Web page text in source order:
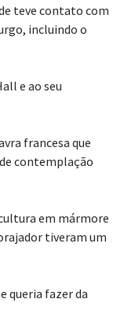
teve contato com
incluindo o
e ao seu
francesa que
contemplação
em mármore
tiveram um
queria fazer da